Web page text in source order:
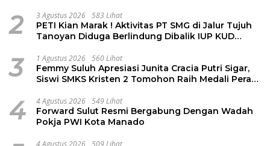
2 3 Agustus 2026 583 Lihat
PETI Kian Marak ! Aktivitas PT SMG di Jalur Tujuh
Tanoyan Diduga Berlindung Dibalik IUP KUD
3 1 Agustus 2026 560 Lihat
Femmy Suluh Apresiasi Junita Cracia Putri Sigar,
Siswi SMKS Kristen 2 Tomohon Raih Medali Perak
4 4 Agustus 2026 549 Lihat
Forward Sulut Resmi Bergabung Dengan Wadah
Pokja PWI Kota Manado